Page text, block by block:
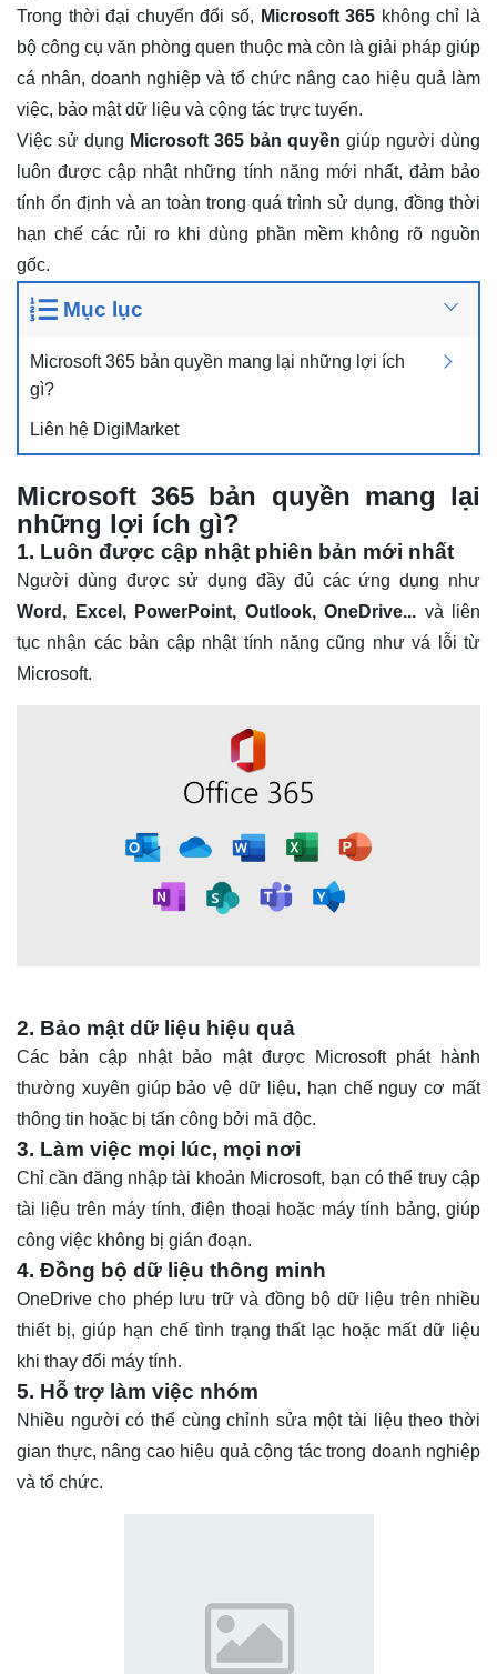
Trong thời đại chuyển đổi số, Microsoft 365 không chỉ là
bộ công cụ văn phòng quen thuộc mà còn là giải pháp giúp
cá nhân, doanh nghiệp và tổ chức nâng cao hiệu quả làm
việc, bảo mật dữ liệu và cộng tác trực tuyến.
Việc sử dụng Microsoft 365 bản quyền giúp người dùng
luôn được cập nhật những tính năng mới nhất, đảm bảo
tính ổn định và an toàn trong quá trình sử dụng, đồng thời
hạn chế các rủi ro khi dùng phần mềm không rõ nguồn
gốc.
Mục lục
Microsoft 365 bản quyền mang lại những lợi ích
gì?
Liên hệ DigiMarket
Microsoft 365 bản quyền mang lại
những lợi ích gì?
1. Luôn được cập nhật phiên bản mới nhất
Người dùng được sử dụng đầy đủ các ứng dụng như
Word, Excel, PowerPoint, Outlook, OneDrive... và liên
tục nhận các bản cập nhật tính năng cũng như vá lỗi từ
Microsoft.
2. Bảo mật dữ liệu hiệu quả
Các bản cập nhật bảo mật được Microsoft phát hành
thường xuyên giúp bảo vệ dữ liệu, hạn chế nguy cơ mất
thông tin hoặc bị tấn công bởi mã độc.
3. Làm việc mọi lúc, mọi nơi
Chỉ cần đăng nhập tài khoản Microsoft, bạn có thể truy cập
tài liệu trên máy tính, điện thoại hoặc máy tính bảng, giúp
công việc không bị gián đoạn.
4. Đồng bộ dữ liệu thông minh
OneDrive cho phép lưu trữ và đồng bộ dữ liệu trên nhiều
thiết bị, giúp hạn chế tình trạng thất lạc hoặc mất dữ liệu
khi thay đổi máy tính.
5. Hỗ trợ làm việc nhóm
Nhiều người có thể cùng chỉnh sửa một tài liệu theo thời
gian thực, nâng cao hiệu quả cộng tác trong doanh nghiệp
và tổ chức.